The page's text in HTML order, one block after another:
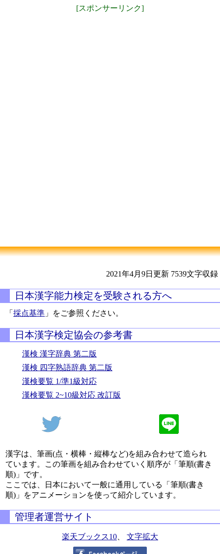
[スポンサーリンク]
2021年4月9日更新 7539文字収録
日本漢字能力検定を受験される方へ
「採点基準 」をご参照ください。
日本漢字検定協会の参考書
漢検 漢字辞典 第二版
漢検 四字熟語辞典 第二版
漢検要覧 1/準1級対応
漢検要覧 2~10級対応 改訂版
漢字は、筆画(点・横棒・縦棒など)を組み合わせて造られ
ています。この筆画を組み合わせていく順序が「筆順(書き
順)」です。
ここでは、日本において一般に通用している「筆順(書き
順)」をアニメーションを使って紹介しています。
管理者運営サイト
楽天ブックス10 文字拡大